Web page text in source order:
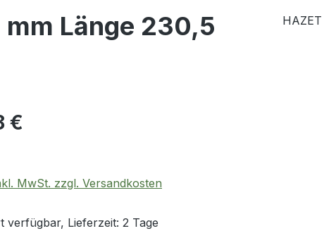
Länge 230,5
HAZET
Preis:
€
MwSt. zzgl. Versandkosten
verfügbar, Lieferzeit: 2 Tage